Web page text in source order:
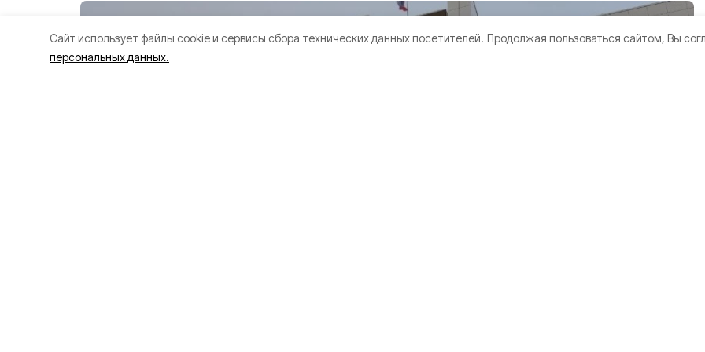
Cайт использует файлы cookie и сервисы сбора технических данных посетителей. Продолжая пользоваться сайтом, Вы
персональных данных.